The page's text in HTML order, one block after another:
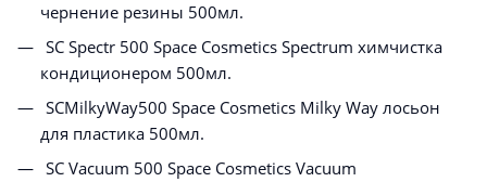
чернение резины 500мл.
SC Spectr 500 Space Cosmetics Spectrum химчистка
кондиционером 500мл.
SCMilkyWay500 Space Cosmetics Milky Way лосьон
для пластика 500мл.
SC Vacuum 500 Space Cosmetics Vacuum